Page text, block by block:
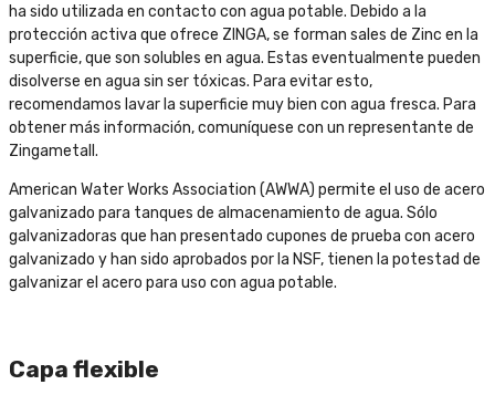
ha sido utilizada en contacto con agua potable. Debido a la
protección activa que ofrece ZINGA, se forman sales de Zinc en la
superficie, que son solubles en agua. Estas eventualmente pueden
disolverse en agua sin ser tóxicas. Para evitar esto,
recomendamos lavar la superficie muy bien con agua fresca. Para
obtener más información, comuníquese con un representante de
Zingametall.
American Water Works Association (AWWA) permite el uso de acero
galvanizado para tanques de almacenamiento de agua. Sólo
galvanizadoras que han presentado cupones de prueba con acero
galvanizado y han sido aprobados por la NSF, tienen la potestad de
galvanizar el acero para uso con agua potable.
Capa flexible